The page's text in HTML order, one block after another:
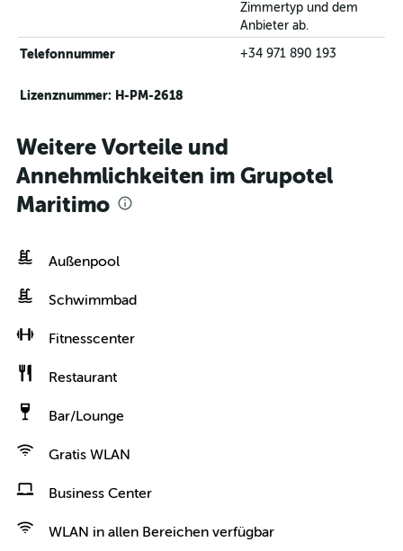
Zimmertyp und dem
Anbieter ab.
Telefonnummer +34 971 890 193
Lizenznummer: H-PM-2618
Weitere Vorteile und
Annehmlichkeiten im Grupotel
Maritimo
Außenpool
Schwimmbad
Fitnesscenter
Restaurant
Bar/Lounge
Gratis WLAN
Business Center
WLAN in allen Bereichen verfügbar